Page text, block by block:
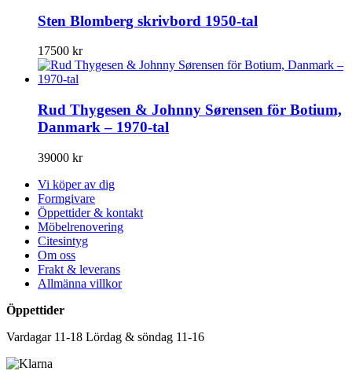
Sten Blomberg skrivbord 1950-tal
17500 kr
Rud Thygesen & Johnny Sørensen för Botium,
Danmark – 1970-tal
39000 kr
Vi köper av dig
Formgivare
Öppettider & kontakt
Möbelrenovering
Citesintyg
Om oss
Frakt & leverans
Allmänna villkor
Öppettider
Vardagar 11-18 Lördag & söndag 11-16